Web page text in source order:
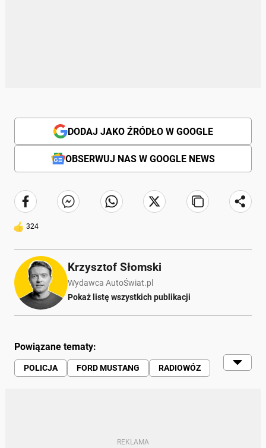
DODAJ JAKO ŹRÓDŁO W GOOGLE
OBSERWUJ NAS W GOOGLE NEWS
324
Krzysztof Słomski
Wydawca AutoŚwiat.pl
Pokaż listę wszystkich publikacji
Powiązane tematy:
POLICJA FORD MUSTANG
RADIOWÓZ